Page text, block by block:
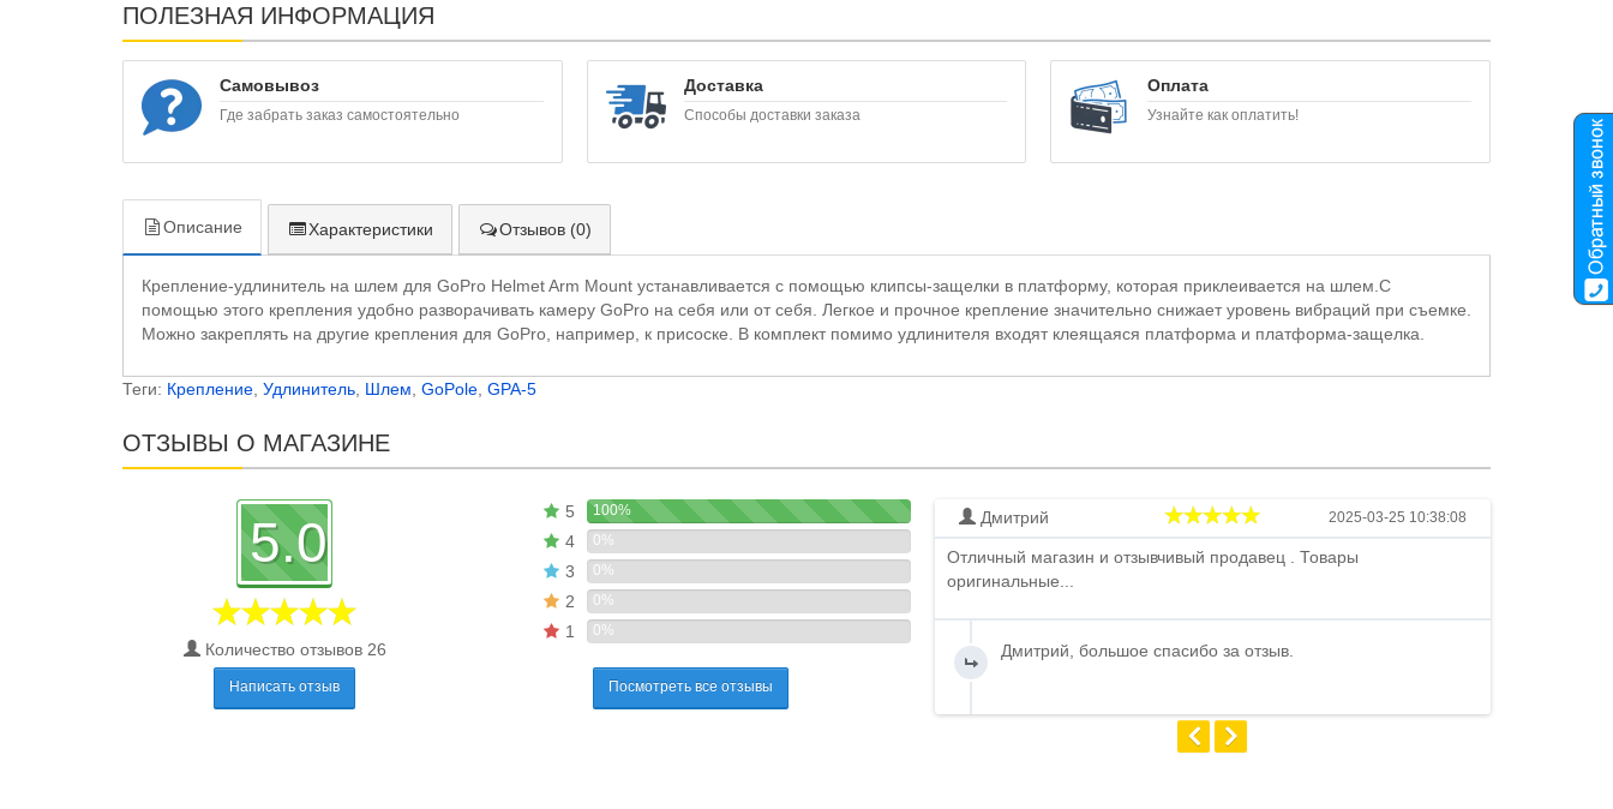
ПОЛЕЗНАЯ ИНФОРМАЦИЯ
Самовывоз
Где забрать заказ самостоятельно
Доставка
Способы доставки заказа
Оплата
Узнайте как оплатить!
Описание Характеристики Отзывов (0)
Крепление-удлинитель на шлем для GoPro Helmet Arm Mount устанавливается с помощью клипсы-защелки в платформу, которая приклеивается на шлем.С
помощью этого крепления удобно разворачивать камеру GoPro на себя или от себя. Легкое и прочное крепление значительно снижает уровень вибраций при съемке.
Можно закреплять на другие крепления для GoPro, например, к присоске. В комплект помимо удлинителя входят клеящаяся платформа и платформа-защелка.
Теги: Крепление Удлинитель Шлем GoPole GPA-5
ОТЗЫВЫ О МАГАЗИНЕ
5.0
Количество отзывов 26
Написать отзыв
5 100%
4 0%
3 0%
2 0%
1 0%
Посмотреть все отзывы
Дмитрий 2025-03-25 10:38:08
Отличный магазин и отзывчивый продавец . Товары
оригинальные...
Дмитрий, большое спасибо за отзыв.